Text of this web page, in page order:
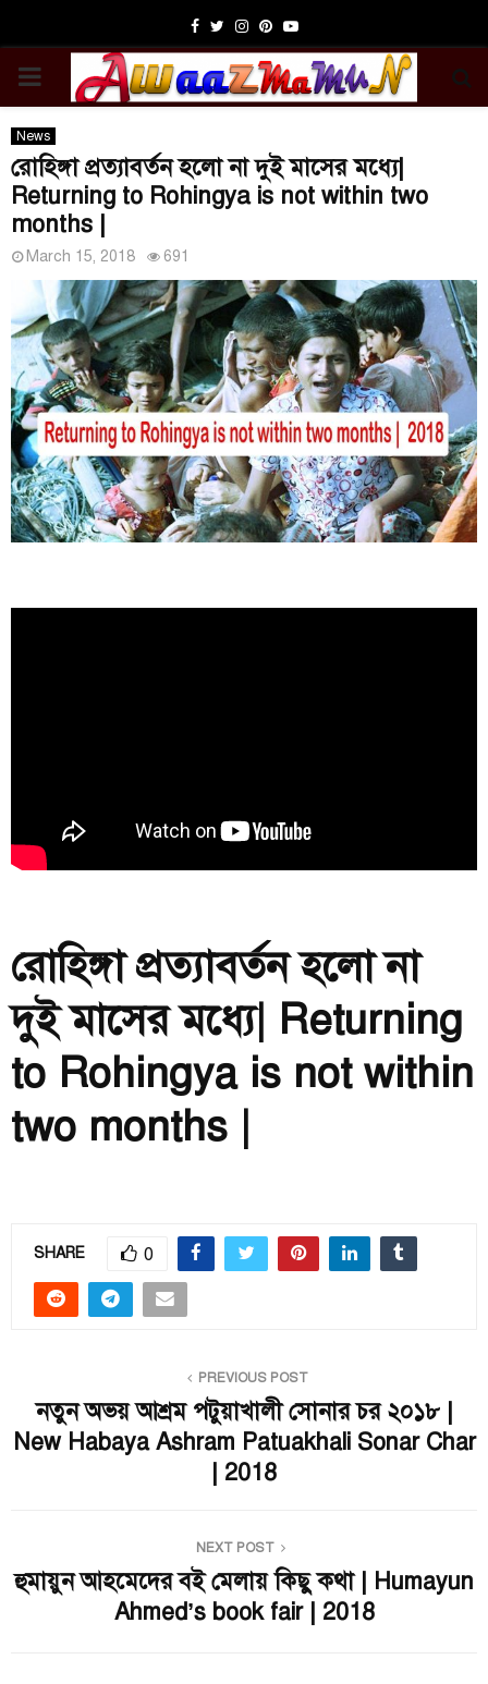
Facebook
TwitterInstagram
Pinterest
Youtube
PRIMARY
MENU
News
রোহিঙ্গা প্রত্যাবর্তন হলো না দুই মাসের মধ্যে|
Returning to Rohingya is not within two
months |
March 15, 2018 691
রোহিঙ্গা প্রত্যাবর্তন হলো না
দুই মাসের মধ্যে| Returning
to Rohingya is not within
two months |
SHARE 0
PREVIOUS POST
নতুন অভয় আশ্রম পটুয়াখালী সোনার চর ২০১৮ |
New Habaya Ashram Patuakhali Sonar Char
| 2018
NEXT POST
হুমায়ুন আহমেদের বই মেলায় কিছু কথা | Humayun
Ahmed’s book fair | 2018